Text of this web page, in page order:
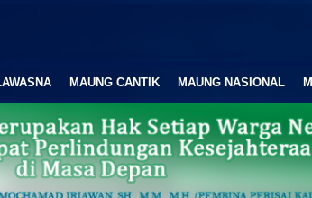
MAUNG CANTIK MAUNG NASIONAL